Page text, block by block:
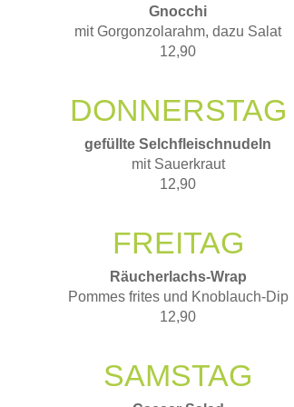
Gnocchi
mit Gorgonzolarahm, dazu Salat
12,90
DONNERSTAG
gefüllte Selchfleischnudeln
mit Sauerkraut
12,90
FREITAG
Räucherlachs-Wrap
Pommes frites und Knoblauch-Dip
12,90
SAMSTAG